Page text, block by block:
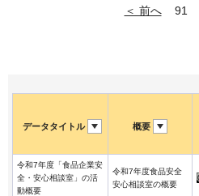
＜ 前へ 91
データタイトル 概要
令和7年度「食品企業安
全・安心相談室」の活
動概要
令和7年度食品安全
安心相談室の概要